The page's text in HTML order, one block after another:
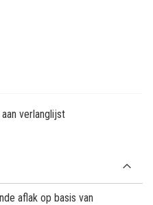
verlanglijst
aflak op basis van